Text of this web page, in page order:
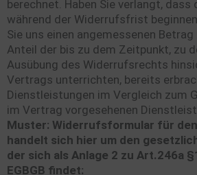
berechnet. Haben Sie verlangt,
während der Widerrufsfrist
Sie uns einen angemessenen
Anteil der bis zu dem Zeitpunkt, zu
Ausübung des Widerrufsrechts
Vertrags unterrichten, bereits
Dienstleistungen im Vergleich zum
im Vertrag vorgesehenen
Muster: Widerrufsformular für
handelt sich hier um den
der sich als Anlage 2 zu Art.246a
EGBGB findet: